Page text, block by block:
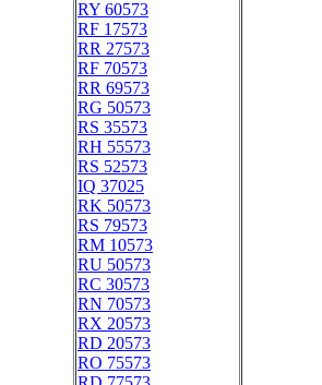
RY 60573
RF 17573
RR 27573
RF 70573
RR 69573
RG 50573
RS 35573
RH 55573
RS 52573
IQ 37025
RK 50573
RS 79573
RM 10573
RU 50573
RC 30573
RN 70573
RX 20573
RD 20573
RO 75573